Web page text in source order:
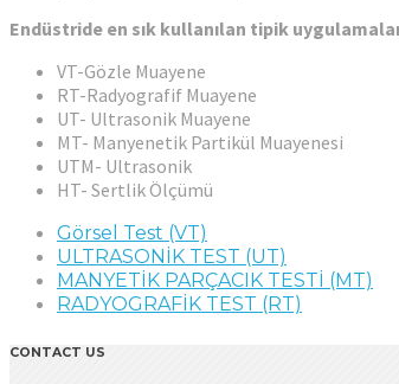
Endüstride en sık kullanılan tipik
VT-Gözle Muayene
RT-Radyografif Muayene
UT- Ultrasonik Muayene
MT- Manyenetik Partikül Muayenesi
UTM- Ultrasonik
HT- Sertlik Ölçümü
Görsel Test (VT)
ULTRASONİK TEST (UT)
MANYETİK PARÇACIK TESTİ (MT)
RADYOGRAFİK TEST (RT)
CONTACT US